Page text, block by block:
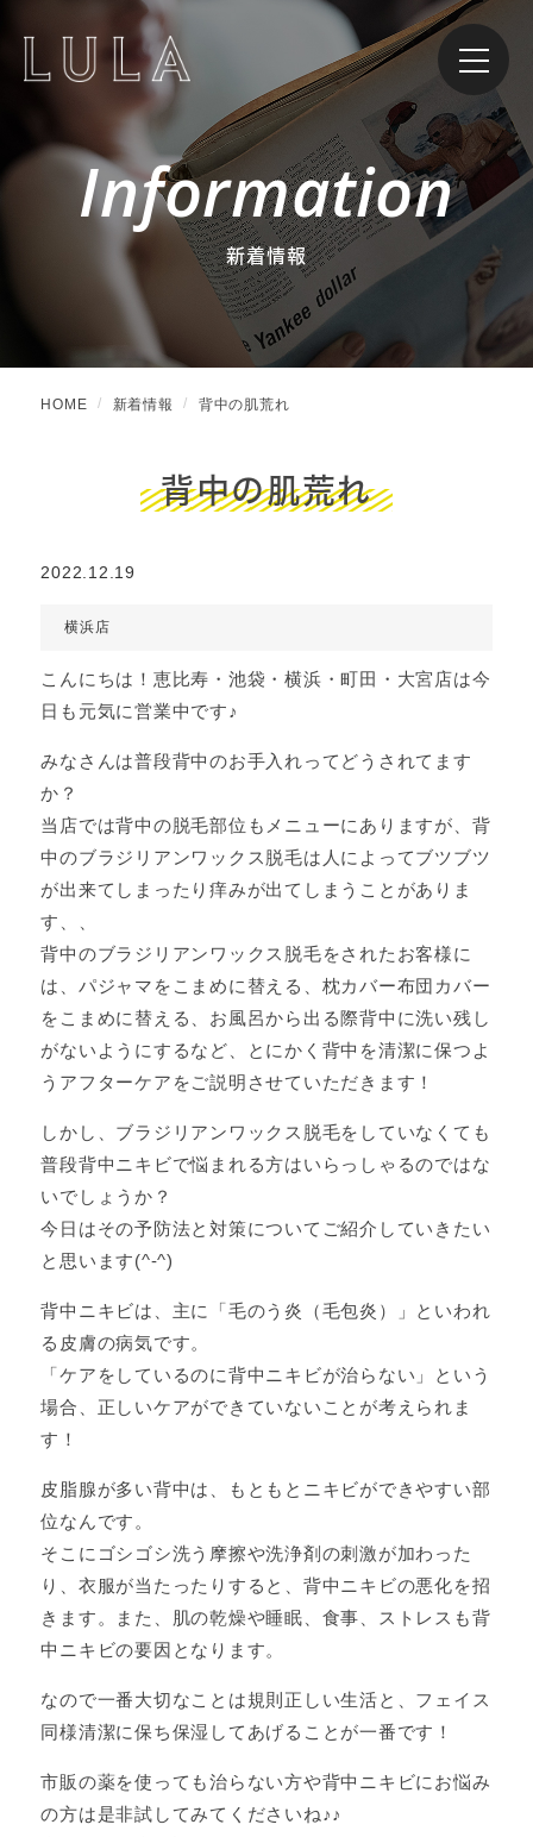
Information
新着情報
HOME 新着情報 背中の肌荒れ
背中の肌荒れ
2022.12.19
横浜店
こんにちは！恵比寿・池袋・横浜・町田・大宮店は今
日も元気に営業中です♪
みなさんは普段背中のお手入れってどうされてます
か？
当店では背中の脱毛部位もメニューにありますが、背
中のブラジリアンワックス脱毛は人によってブツブツ
が出来てしまったり痒みが出てしまうことがありま
す、、
背中のブラジリアンワックス脱毛をされたお客様に
は、パジャマをこまめに替える、枕カバー布団カバー
をこまめに替える、お風呂から出る際背中に洗い残し
がないようにするなど、とにかく背中を清潔に保つよ
うアフターケアをご説明させていただきます！
しかし、ブラジリアンワックス脱毛をしていなくても
普段背中ニキビで悩まれる方はいらっしゃるのではな
いでしょうか？
今日はその予防法と対策についてご紹介していきたい
と思います(^-^)
背中ニキビは、主に「毛のう炎（毛包炎）」といわれ
る皮膚の病気です。
「ケアをしているのに背中ニキビが治らない」という
場合、正しいケアができていないことが考えられま
す！
皮脂腺が多い背中は、もともとニキビができやすい部
位なんです。
そこにゴシゴシ洗う摩擦や洗浄剤の刺激が加わった
り、衣服が当たったりすると、背中ニキビの悪化を招
きます。また、肌の乾燥や睡眠、食事、ストレスも背
中ニキビの要因となります。
なので一番大切なことは規則正しい生活と、フェイス
同様清潔に保ち保湿してあげることが一番です！
市販の薬を使っても治らない方や背中ニキビにお悩み
の方は是非試してみてくださいね♪♪